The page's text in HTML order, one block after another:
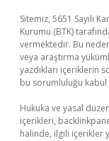
Sitemiz, 5651 Sayılı
Kurumu (BTK)
vermektedir. Bu
veya araştırma
yazdıkları içeriklerin
bu sorumluluğu kabul
Hukuka ve yasal
içerikleri,
halinde, ilgili içerikler